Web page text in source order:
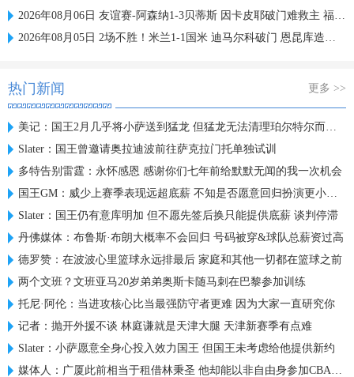
2026年08月06日 友谊赛-阿森纳1-3贝蒂斯 因卡皮耶破门难救主 福纳尔斯1射2传
2026年08月05日 2场不胜！米兰1-1国米 迪马尔科破门 恩昆库造点+点射拉莫斯登场
热门新闻 更多 >>
美记：国王2月几乎将小萨送到猛龙 但猛龙无法清理珀尔特尔而告吹
Slater：国王曾邀请奥拉迪波前往萨克拉门托单独试训
多特告别雷霆：永怀感恩 感谢你们七年前给默默无闻的我一次机会
国王GM：威少上赛季表现远超底薪 不知是否愿意回归扮演更小角色
Slater：国王仍有意库明加 但不愿先签后换只能提供底薪 谈判停滞
丹佛媒体：布鲁斯·布朗大概率不会回归 号码被穿&球队总薪资过高
德罗赞：在波波心里篮球永远排最后 家庭和其他一切都在篮球之前
两个文班？文班亚马20岁弟弟奥斯卡随马刺在巴黎参加训练
托尼·阿伦：当进攻核心比当最强防守者更难 因为大家一直研究你
记者：抛开外援不谈 林庭谦就是天津大腿 天津新赛季有点难
Slater：小萨愿意全身心投入效力国王 但国王未考虑给他提供新约
媒体人：广厦此前相当于租借林秉圣 他却能以非自由身参加CBA选秀